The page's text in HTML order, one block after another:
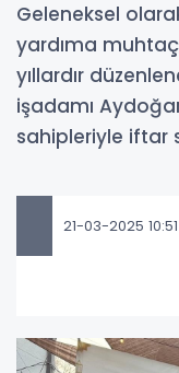
Geleneksel
yardıma
yıllardır
işadamı
sahipleriyle iftar
21-03-2025 10:51